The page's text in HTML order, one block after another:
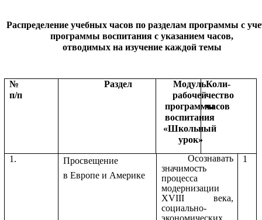
Распределение учебных часов по разделам программы с
программы воспитания с указанием часов,
отводимых на изучение каждой темы
№
п/п
Раздел
Модуль
рабочей
программы
воспитания
«Школьный
урок»
Коли-
чество
часов
1.
Просвещение
в Европе и Америке
Осознавать
значимость
процесса
модернизации
XVIII века,
социально-
экономических
1